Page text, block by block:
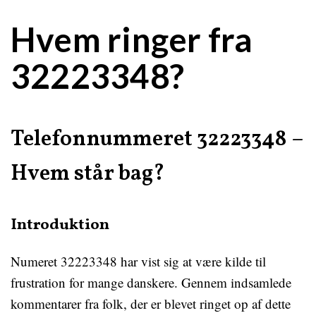
Hvem ringer fra
32223348?
Telefonnummeret 32223348 –
Hvem står bag?
Introduktion
Numeret 32223348 har vist sig at være kilde til
frustration for mange danskere. Gennem indsamlede
kommentarer fra folk, der er blevet ringet op af dette